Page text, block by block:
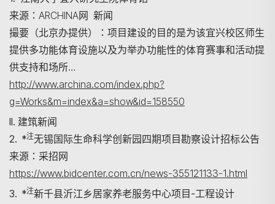
来源：ARCHINA网 新闻
撮要（北京办提供）：项目建设的目的是为该宜兴校区师生
提供多功能体育设施以及为举办功能性的体育赛事和活动提
供支持和场所…
http://www.archina.com/index.php?
g=Works&m=index&a=show&id=158550
II. 建筑新闻
2. *注无锡国际生命科学创新园四期项目勘察设计招标公告
来源：采招网
https://www.bidcenter.com.cn/news-355121133-1.html
3. *注新千县沂江乡居家养老服务中心项目-工程设计